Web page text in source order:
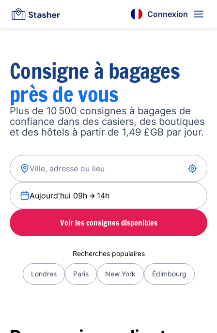
Connexion
Consigne à bagages
près de vous
Plus de 10 500 consignes à bagages de
confiance dans des casiers, des boutiques
et des hôtels à partir de 1,49 £GB par jour.
Aujourd'hui 09h 14h
Voir les consignes disponibles
Recherches populaires
Londres Paris New York Édimbourg